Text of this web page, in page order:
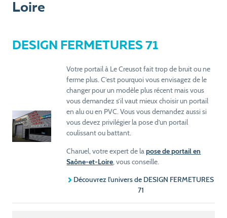
Loire
DESIGN FERMETURES 71
Votre portail à Le Creusot fait trop de bruit ou ne
ferme plus. C’est pourquoi vous envisagez de le
changer pour un modèle plus récent mais vous
vous demandez s’il vaut mieux choisir un portail
en alu ou en PVC. Vous vous demandez aussi si
vous devez privilégier la pose d’un portail
coulissant ou battant.
Charuel, votre expert de lapose de portail en
Saône-et-Loire , vous conseille.
Découvrez l'univers de DESIGN FERMETURES
71